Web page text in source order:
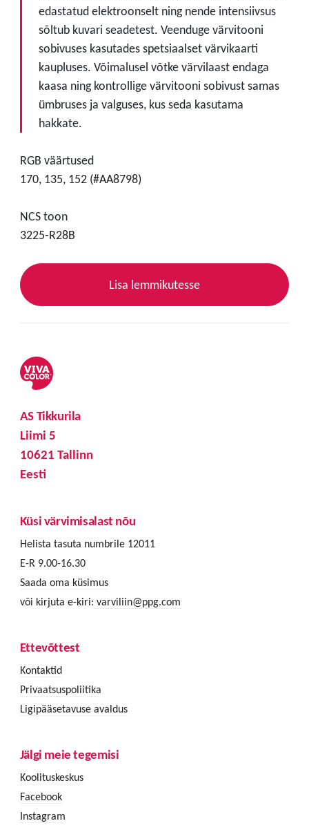
edastatud elektroonselt ning nende intensiivsus
sõltub kuvari seadetest. Veenduge värvitooni
sobivuses kasutades spetsiaalset värvikaarti
kaupluses. Võimalusel võtke värvilaast endaga
kaasa ning kontrollige värvitooni sobivust samas
ümbruses ja valguses, kus seda kasutama
hakkate.
RGB väärtused
170, 135, 152 (#AA8798)
NCS toon
3225-R28B
Lisa lemmikutesse
AS Tikkurila
Liimi 5
10621 Tallinn
Eesti
Küsi värvimisalast nõu
Helista tasuta numbrile 12011
E-R 9.00-16.30
Saada oma küsimus
või kirjuta e-kiri: varviliin@ppg.com
Ettevõttest
Kontaktid
Privaatsuspoliitika
Ligipääsetavuse avaldus
Jälgi meie tegemisi
Koolituskeskus
Facebook
Instagram